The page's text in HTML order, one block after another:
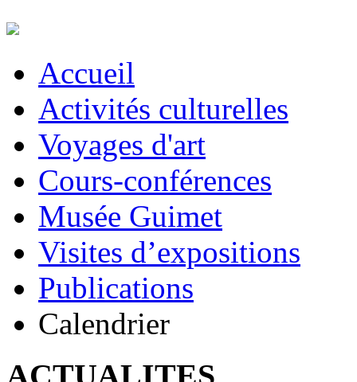
Accueil
Activités culturelles
Voyages d'art
Cours-conférences
Musée Guimet
Visites d’expositions
Publications
Calendrier